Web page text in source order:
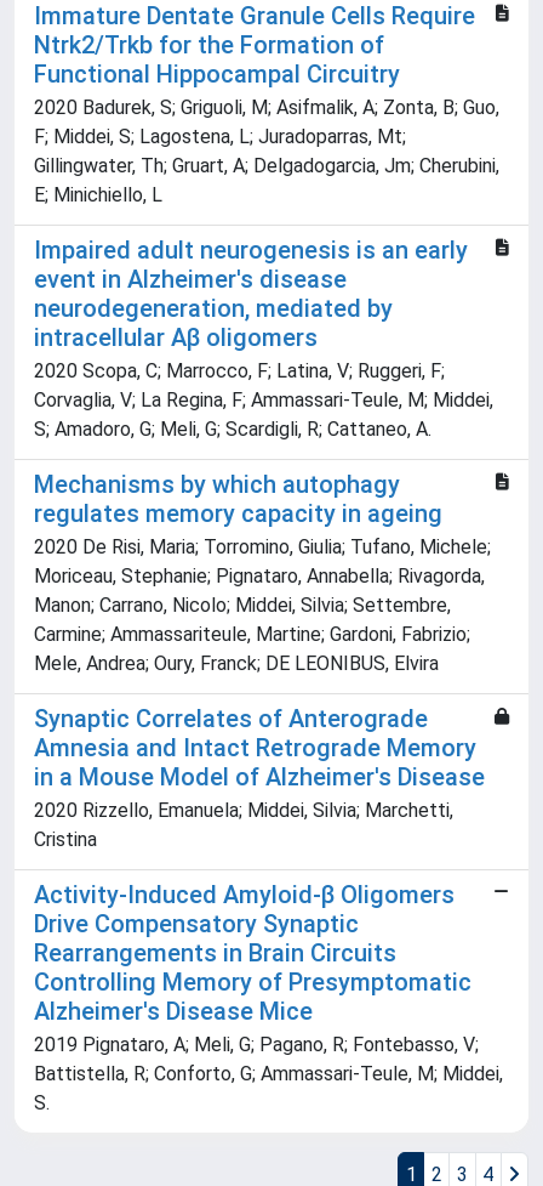
Immature Dentate Granule Cells Require
Ntrk2/Trkb for the Formation of
Functional Hippocampal Circuitry
2020 Badurek, S; Griguoli, M; Asifmalik, A; Zonta, B; Guo,
F; Middei, S; Lagostena, L; Juradoparras, Mt;
Gillingwater, Th; Gruart, A; Delgadogarcia, Jm; Cherubini,
E; Minichiello, L
Impaired adult neurogenesis is an early
event in Alzheimer's disease
neurodegeneration, mediated by
intracellular Aβ oligomers
2020 Scopa, C; Marrocco, F; Latina, V; Ruggeri, F;
Corvaglia, V; La Regina, F; Ammassari-Teule, M; Middei,
S; Amadoro, G; Meli, G; Scardigli, R; Cattaneo, A.
Mechanisms by which autophagy
regulates memory capacity in ageing
2020 De Risi, Maria; Torromino, Giulia; Tufano, Michele;
Moriceau, Stephanie; Pignataro, Annabella; Rivagorda,
Manon; Carrano, Nicolo; Middei, Silvia; Settembre,
Carmine; Ammassariteule, Martine; Gardoni, Fabrizio;
Mele, Andrea; Oury, Franck; DE LEONIBUS, Elvira
Synaptic Correlates of Anterograde
Amnesia and Intact Retrograde Memory
in a Mouse Model of Alzheimer's Disease
2020 Rizzello, Emanuela; Middei, Silvia; Marchetti,
Cristina
Activity-Induced Amyloid-β Oligomers
Drive Compensatory Synaptic
Rearrangements in Brain Circuits
Controlling Memory of Presymptomatic
Alzheimer's Disease Mice
2019 Pignataro, A; Meli, G; Pagano, R; Fontebasso, V;
Battistella, R; Conforto, G; Ammassari-Teule, M; Middei,
S.
1 2 3 4